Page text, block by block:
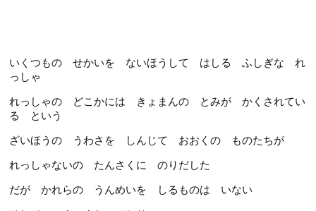
いくつもの せかいを ないほうして はしる ふしぎな れ
っしゃ
れっしゃの どこかには きょまんの とみが かくされてい
る という
ざいほうの うわさを しんじて おおくの ものたちが
れっしゃないの たんさくに のりだした
だが かれらの うんめいを しるものは いない